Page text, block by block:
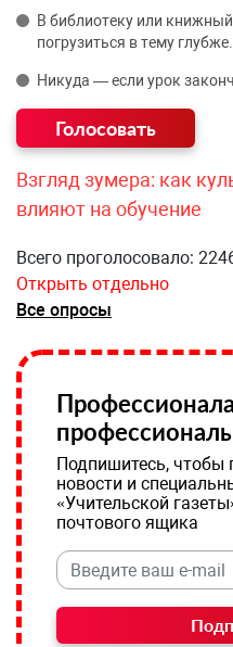
В библиотеку или
погрузиться в тему глубже.
Никуда — если урок
Взгляд зумера: как
влияют на обучение
Всего проголосовало:
Открыть отдельно
Все опросы
Подпишитесь, чтобы
новости и
«Учительской
почтового ящика